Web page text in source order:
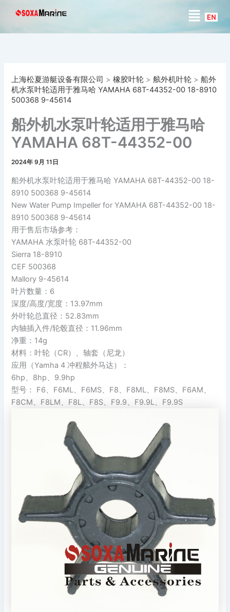
菜
单
上海松夏游艇设备有限公司 >橡胶叶轮 >舷外机叶轮 >船外
机水泵叶轮适用于雅马哈 YAMAHA 68T-44352-00 18-8910
500368 9-45614
船外机水泵叶轮适用于雅马哈
YAMAHA 68T-44352-00
18-8910 500368 9-45614
2024年 9月 11日
船外机水泵叶轮适用于雅马哈 YAMAHA 68T-44352-00 18-
8910 500368 9-45614
New Water Pump Impeller for YAMAHA 68T-44352-00 18-
8910 500368 9-45614
用于售后市场参考：
YAMAHA 水泵叶轮 68T-44352-00
Sierra 18-8910
CEF 500368
Mallory 9-45614
叶片数量：6
深度/高度/宽度：13.97mm
外叶轮总直径：52.83mm
内轴插入件/轮毂直径：11.96mm
净重：14g
材料：叶轮（CR）、轴套（尼龙）
应用（Yamha 4 冲程舷外马达）：
6hp、8hp、9.9hp
型号： F6、F6ML、F6MS、F8、F8ML、F8MS、F6AM、
F8CM、F8LM、F8L、F8S、F9.9、F9.9L、F9.9S
索